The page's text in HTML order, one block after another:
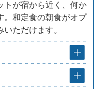
トが宿から近く、何か
。和定食の朝食がオプ
ただけます。